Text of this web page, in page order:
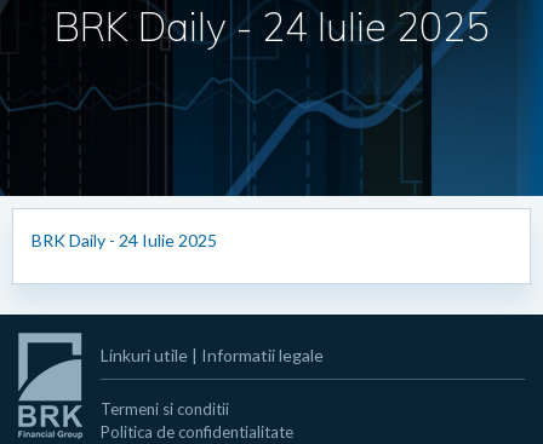
BRK Daily - 24 Iulie 2025
BRK Daily - 24 Iulie 2025
Linkuri utile | Informatii legale
Termeni si conditii
Politica de confidentialitate